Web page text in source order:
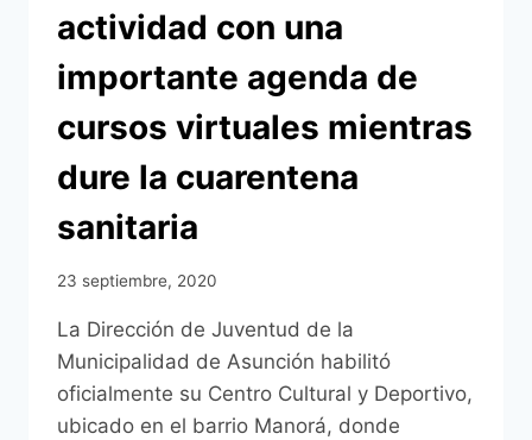
actividad con una
importante agenda de
cursos virtuales mientras
dure la cuarentena
sanitaria
23 septiembre, 2020
La Dirección de Juventud de la
Municipalidad de Asunción habilitó
oficialmente su Centro Cultural y Deportivo,
ubicado en el barrio Manorá, donde